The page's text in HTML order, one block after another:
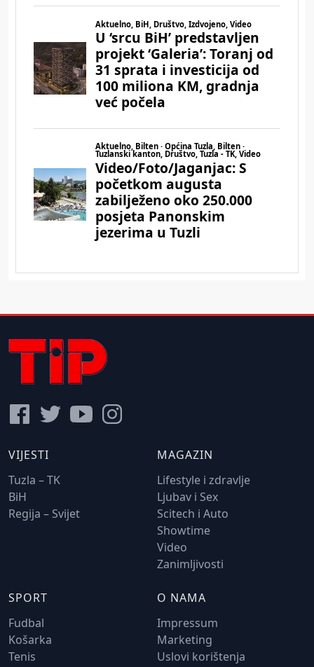
VIJESTI
Tuzla – TK
BiH
Regija – Svijet
MAGAZIN
Lifestyle i zdravlje
Ljubav i Sex
Scitech i Auto
Showtime
Video
Zanimljivosti
SPORT
Fudbal
Košarka
Tenis
O NAMA
Impressum
Marketing
Uslovi korištenja